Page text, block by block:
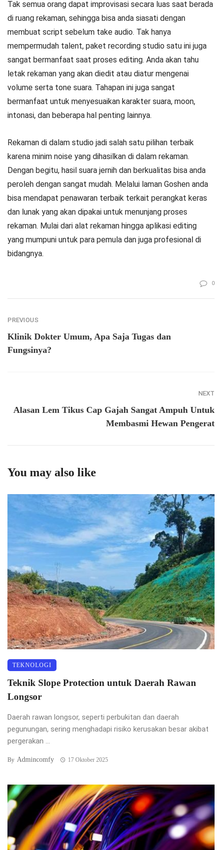
Tak semua orang dapat improvisasi secara luas saat berada
di ruang rekaman, sehingga bisa anda siasati dengan
membuat script sebelum take audio. Tak hanya
mempermudah talent, paket recording studio satu ini juga
sangat bermanfaat saat proses editing. Anda akan tahu
letak rekaman yang akan diedit atau diatur mengenai
volume serta tone suara. Tahapan ini juga sangat
bermanfaat untuk menyesuaikan karakter suara, moon,
intonasi, dan beberapa hal penting lainnya.
Rekaman di dalam studio jadi salah satu pilihan terbaik
karena minim noise yang dihasilkan di dalam rekaman.
Dengan begitu, hasil suara jernih dan berkualitas bisa anda
peroleh dengan sangat mudah. Melalui laman Goshen anda
bisa mendapat penawaran terbaik terkait perangkat keras
dan lunak yang akan dipakai untuk menunjang proses
rekaman. Mulai dari alat rekaman hingga aplikasi editing
yang mumpuni untuk para pemula dan juga profesional di
bidangnya.
0
PREVIOUS
Klinik Dokter Umum, Apa Saja Tugas dan
Fungsinya?
NEXT
Alasan Lem Tikus Cap Gajah Sangat Ampuh Untuk
Membasmi Hewan Pengerat
You may also like
TEKNOLOGI
Teknik Slope Protection untuk Daerah Rawan
Longsor
Daerah rawan longsor, seperti perbukitan dan daerah
pegunungan, sering menghadapi risiko kerusakan besar akibat
pergerakan ...
By Admincomfy 17 Oktober 2025